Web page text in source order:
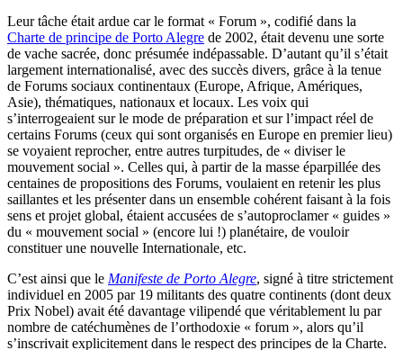
Leur tâche était ardue car le format « Forum », codifié dans la
Charte de principe de Porto Alegre de 2002, était devenu une sorte
de vache sacrée, donc présumée indépassable. D’autant qu’il s’était
largement internationalisé, avec des succès divers, grâce à la tenue
de Forums sociaux continentaux (Europe, Afrique, Amériques,
Asie), thématiques, nationaux et locaux. Les voix qui
s’interrogeaient sur le mode de préparation et sur l’impact réel de
certains Forums (ceux qui sont organisés en Europe en premier lieu)
se voyaient reprocher, entre autres turpitudes, de « diviser le
mouvement social ». Celles qui, à partir de la masse éparpillée des
centaines de propositions des Forums, voulaient en retenir les plus
saillantes et les présenter dans un ensemble cohérent faisant à la fois
sens et projet global, étaient accusées de s’autoproclamer « guides »
du « mouvement social » (encore lui !) planétaire, de vouloir
constituer une nouvelle Internationale, etc.
C’est ainsi que le Manifeste de Porto Alegre, signé à titre strictement
individuel en 2005 par 19 militants des quatre continents (dont deux
Prix Nobel) avait été davantage vilipendé que véritablement lu par
nombre de catéchumènes de l’orthodoxie « forum », alors qu’il
s’inscrivait explicitement dans le respect des principes de la Charte.